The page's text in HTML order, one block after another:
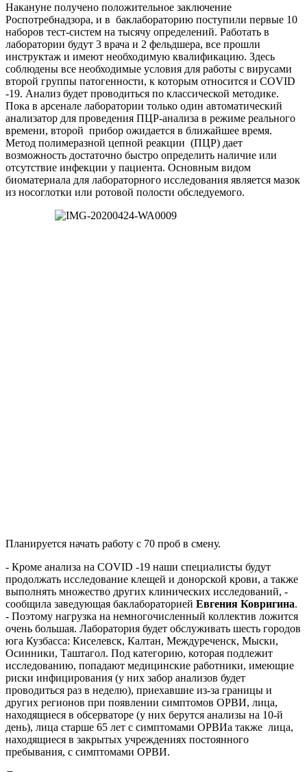
Накануне получено положительное заключение
Роспотребнадзора, и в баклабораторию поступили первые 10
наборов тест-систем на тысячу определений. Работать в
лаборатории будут 3 врача и 2 фельдшера, все прошли
инструктаж и имеют необходимую квалификацию. Здесь
соблюдены все необходимые условия для работы с вирусами
второй группы патогенности, к которым относится и COVID
-19. Анализ будет проводиться по классической методике.
Пока в арсенале лаборатории только один автоматический
анализатор для проведения ПЦР-анализа в режиме реального
времени, второй прибор ожидается в ближайшее время.
Метод полимеразной цепной реакции (ПЦР) дает
возможность достаточно быстро определить наличие или
отсутствие инфекции у пациента. Основным видом
биоматериала для лабораторного исследования является мазок
из носоглотки или ротовой полости обследуемого.
Планируется начать работу с 70 проб в смену.
- Кроме анализа на COVID -19 наши специалисты будут
продолжать исследование клещей и донорской крови, а также
выполнять множество других клинических исследований, -
сообщила заведующая баклабораторией Евгения Ковригина.
- Поэтому нагрузка на немногочисленный коллектив ложится
очень большая. Лаборатория будет обслуживать шесть городов
юга Кузбасса: Киселевск, Калтан, Междуреченск, Мыски,
Осинники, Таштагол. Под категорию, которая подлежит
исследованию, попадают медицинские работники, имеющие
риски инфицирования (у них забор анализов будет
проводиться раз в неделю), приехавшие из-за границы и
других регионов при появлении симптомов ОРВИ, лица,
находящиеся в обсерваторе (у них берутся анализы на 10-й
день), лица старше 65 лет с симптомами ОРВИа также лица,
находящиеся в закрытых учреждениях постоянного
пребывания, с симптомами ОРВИ.